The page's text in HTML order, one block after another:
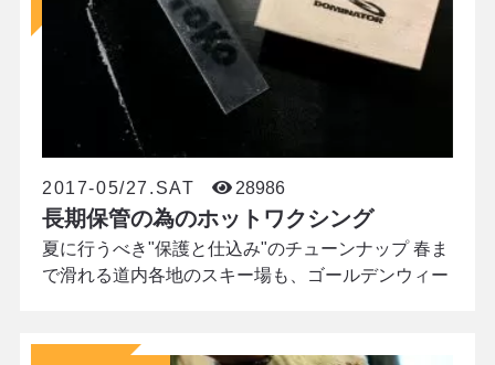
ワックスです。ボードに塗ったワックスが滑り止め
となり
2017-05/27.SAT 28986
長期保管の為のホットワクシング
夏に行うべき"保護と仕込み"のチューンナップ 春ま
で滑れる道内各地のスキー場も、ゴールデンウィー
状態に敏感な方の多いですが、シーズンを終えたと